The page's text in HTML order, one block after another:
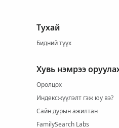
Тухай
Бидний түүх
Хувь нэмрээ
Оролцох
Индексжүүлэлт гэж юу вэ?
Сайн дурын ажилтан
FamilySearch Labs